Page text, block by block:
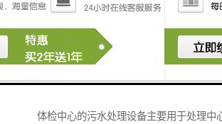
体检中心的污水处理设备主要用于处理中